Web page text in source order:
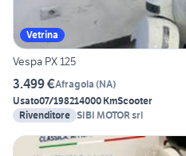
Vetrina
Vespa PX 125
3.499 €Afragola (NA)
Usato07/198214000 KmScooter
Rivenditore SIBI MOTOR srl